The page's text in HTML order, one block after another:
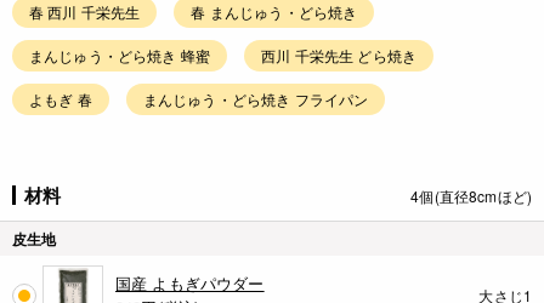
春 西川 千栄先生 春 まんじゅう・どら焼き
まんじゅう・どら焼き 蜂蜜 西川 千栄先生 どら焼き
よもぎ 春 まんじゅう・どら焼き フライパン
材料 4個(直径8cmほど)
皮生地
国産 よもぎパウダー
大さじ1